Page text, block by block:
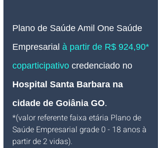
Plano de Saúde Amil One Saúde
Empresarial à partir de R$ 924,90*
coparticipativo credenciado no
Hospital Santa Barbara na
cidade de Goiânia GO.
*(valor referente faixa etária Plano de
Saúde Empresarial grade 0 - 18 anos à
partir de 2 vidas).